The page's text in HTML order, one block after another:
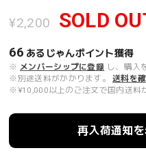
¥2,200 SOLD
66 あるじゃんポイント獲得
※ メンバーシップに登録 し、購入
※別途送料がかかります。
送料を
※¥10,000以上のご注文で国内送料
再入荷通知